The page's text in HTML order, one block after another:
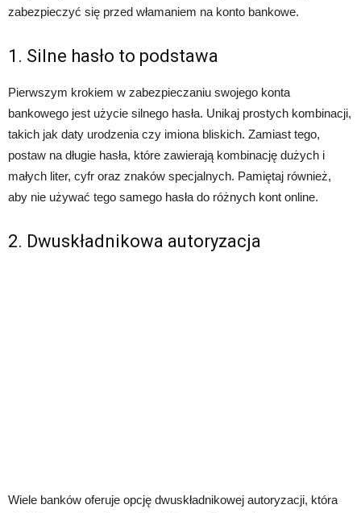
zabezpieczyć się przed włamaniem na konto bankowe.
1. Silne hasło to podstawa
Pierwszym krokiem w zabezpieczaniu swojego konta
bankowego jest użycie silnego hasła. Unikaj prostych kombinacji,
takich jak daty urodzenia czy imiona bliskich. Zamiast tego,
postaw na długie hasła, które zawierają kombinację dużych i
małych liter, cyfr oraz znaków specjalnych. Pamiętaj również,
aby nie używać tego samego hasła do różnych kont online.
2. Dwuskładnikowa autoryzacja
Wiele banków oferuje opcję dwuskładnikowej autoryzacji, która